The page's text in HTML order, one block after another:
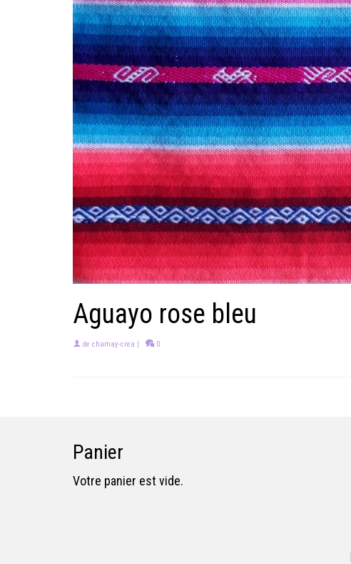
Aguayo rose bleu
de chamay-crea | 0
Panier
Votre panier est vide.